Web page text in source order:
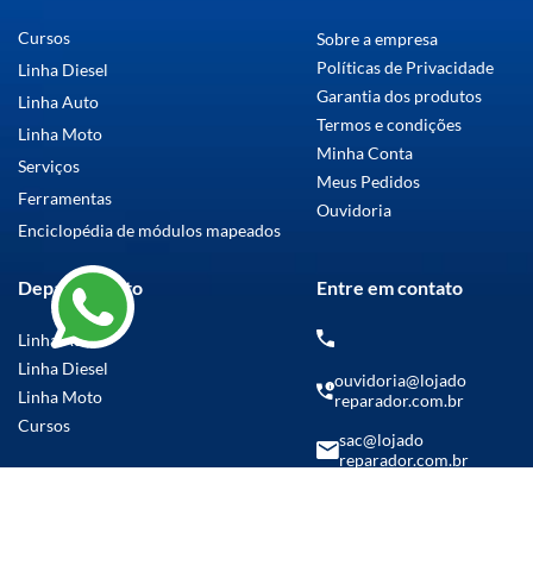
Cursos
Linha Diesel
Linha Auto
Linha Moto
Serviços
Ferramentas
Enciclopédia de módulos mapeados
Sobre a empresa
Políticas de Privacidade
Garantia dos produtos
Termos e condições
Minha Conta
Meus Pedidos
Ouvidoria
Departamento
Linha Auto
Linha Diesel
Linha Moto
Cursos
Entre em contato
ouvidoria@lojado
reparador.com.br
sac@lojado
reparador.com.br